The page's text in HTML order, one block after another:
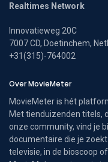
Realtimes Network
Innovatieweg 20C
7007 CD, Doetinchem,
+31(315)-764002
Over MovieMeter
MovieMeter is hét
Met tienduizenden titels,
onze community, vind je
documentaire die je
televisie, in de bioscoop